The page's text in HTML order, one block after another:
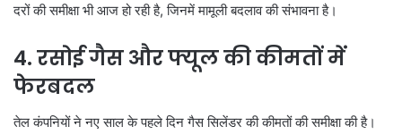
दरों की समीक्षा भी आज हो रही है, जिनमें मामूली बदलाव की संभावना है।
4. रसोई गैस और फ्यूल की कीमतों में
फेरबदल
तेल कंपनियों ने नए साल के पहले दिन गैस सिलेंडर की कीमतों की समीक्षा की है।